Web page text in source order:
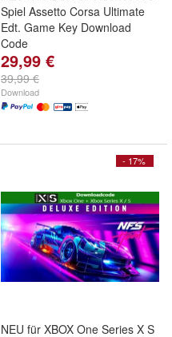
Spiel Assetto Corsa Ultimate
Edt. Game Key Download
Code
29,99 €
39,99 €
Download
- 17%
NEU für XBOX One Series X S